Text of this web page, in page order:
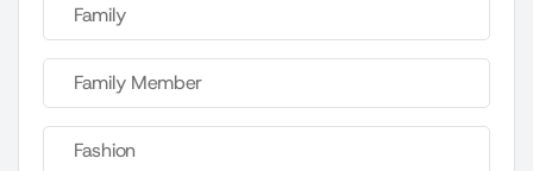
Family
Family Member
Fashion